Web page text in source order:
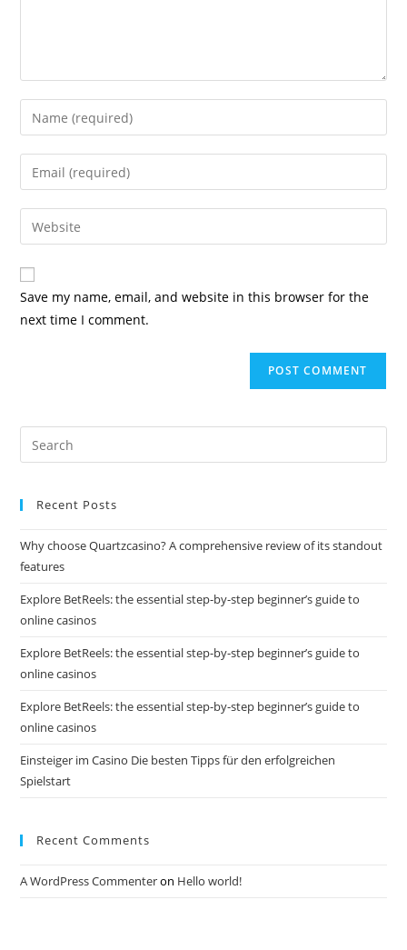
Save my name, email, and website in this browser for the
next time I comment.
Recent Posts
Why choose Quartzcasino? A comprehensive review of its standout
features
Explore BetReels: the essential step-by-step beginner’s guide to
online casinos
Explore BetReels: the essential step-by-step beginner’s guide to
online casinos
Explore BetReels: the essential step-by-step beginner’s guide to
online casinos
Einsteiger im Casino Die besten Tipps für den erfolgreichen
Spielstart
Recent Comments
A WordPress Commenteron Hello world!